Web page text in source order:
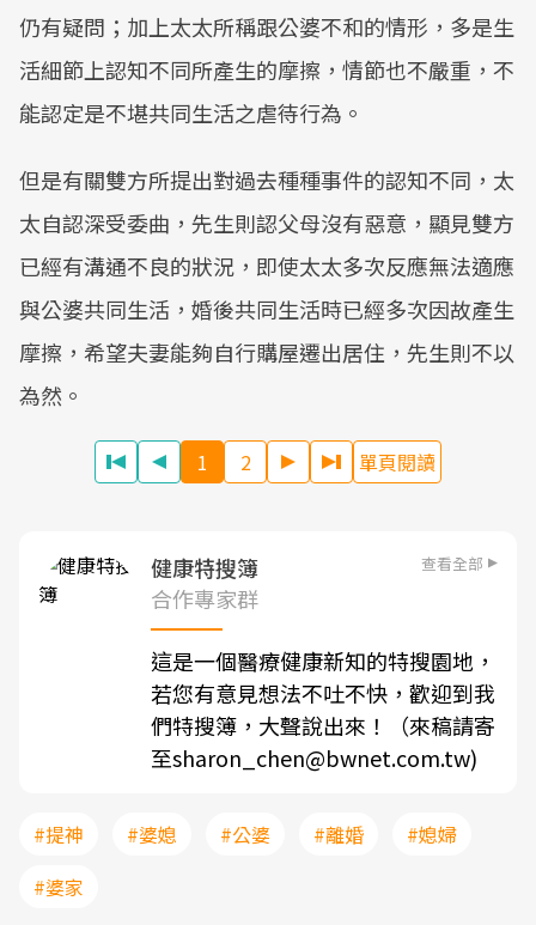
仍有疑問；加上太太所稱跟公婆不和的情形，多是生
活細節上認知不同所產生的摩擦，情節也不嚴重，不
能認定是不堪共同生活之虐待行為。
但是有關雙方所提出對過去種種事件的認知不同，太
太自認深受委曲，先生則認父母沒有惡意，顯見雙方
已經有溝通不良的狀況，即使太太多次反應無法適應
與公婆共同生活，婚後共同生活時已經多次因故產生
摩擦，希望夫妻能夠自行購屋遷出居住，先生則不以
為然。
1 2 單頁閱讀
健康特搜簿 查看全部
合作專家群
這是一個醫療健康新知的特搜園地，
若您有意見想法不吐不快，歡迎到我
們特搜簿，大聲說出來！（來稿請寄
至sharon_chen@bwnet.com.tw)
#提神 #婆媳 #公婆 #離婚
#媳婦
#婆家